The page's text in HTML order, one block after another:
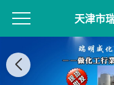
天津市